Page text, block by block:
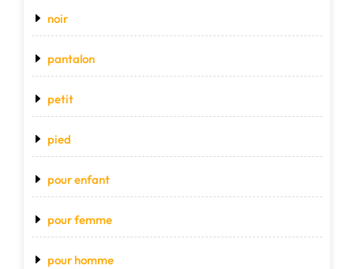
noir
pantalon
petit
pied
pour enfant
pour femme
pour homme